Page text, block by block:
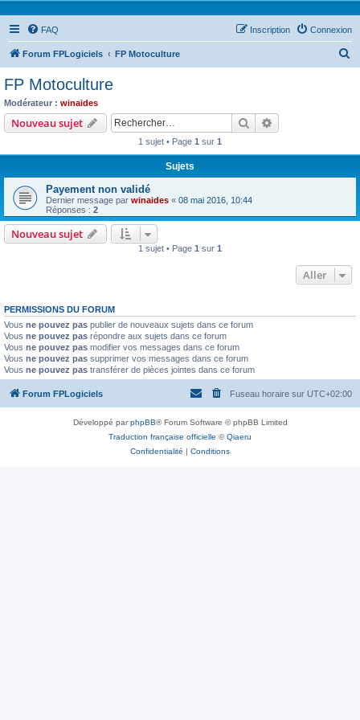
FAQ Connexion
Inscription
Forum FPLogiciels FP Motoculture
FP Motoculture
Modérateur : winaides
Nouveau sujet Rechercher
1 sujet • Page 1 sur 1
Sujets
Payement non validé
Dernier message par winaides « 08 mai 2016, 10:44
Réponses : 2
Nouveau sujet
1 sujet • Page 1 sur 1
Aller
PERMISSIONS DU FORUM
Vous ne pouvez pas publier de nouveaux sujets dans ce forum
Vous ne pouvez pas répondre aux sujets dans ce forum
Vous ne pouvez pas modifier vos messages dans ce forum
Vous ne pouvez pas supprimer vos messages dans ce forum
Vous ne pouvez pas transférer de pièces jointes dans ce forum
Forum FPLogiciels Fuseau horaire sur UTC+02:00
Développé parphpBB® Forum Software © phpBB Limited
Traduction française officielle ©Qiaeru
Confidentialité | Conditions